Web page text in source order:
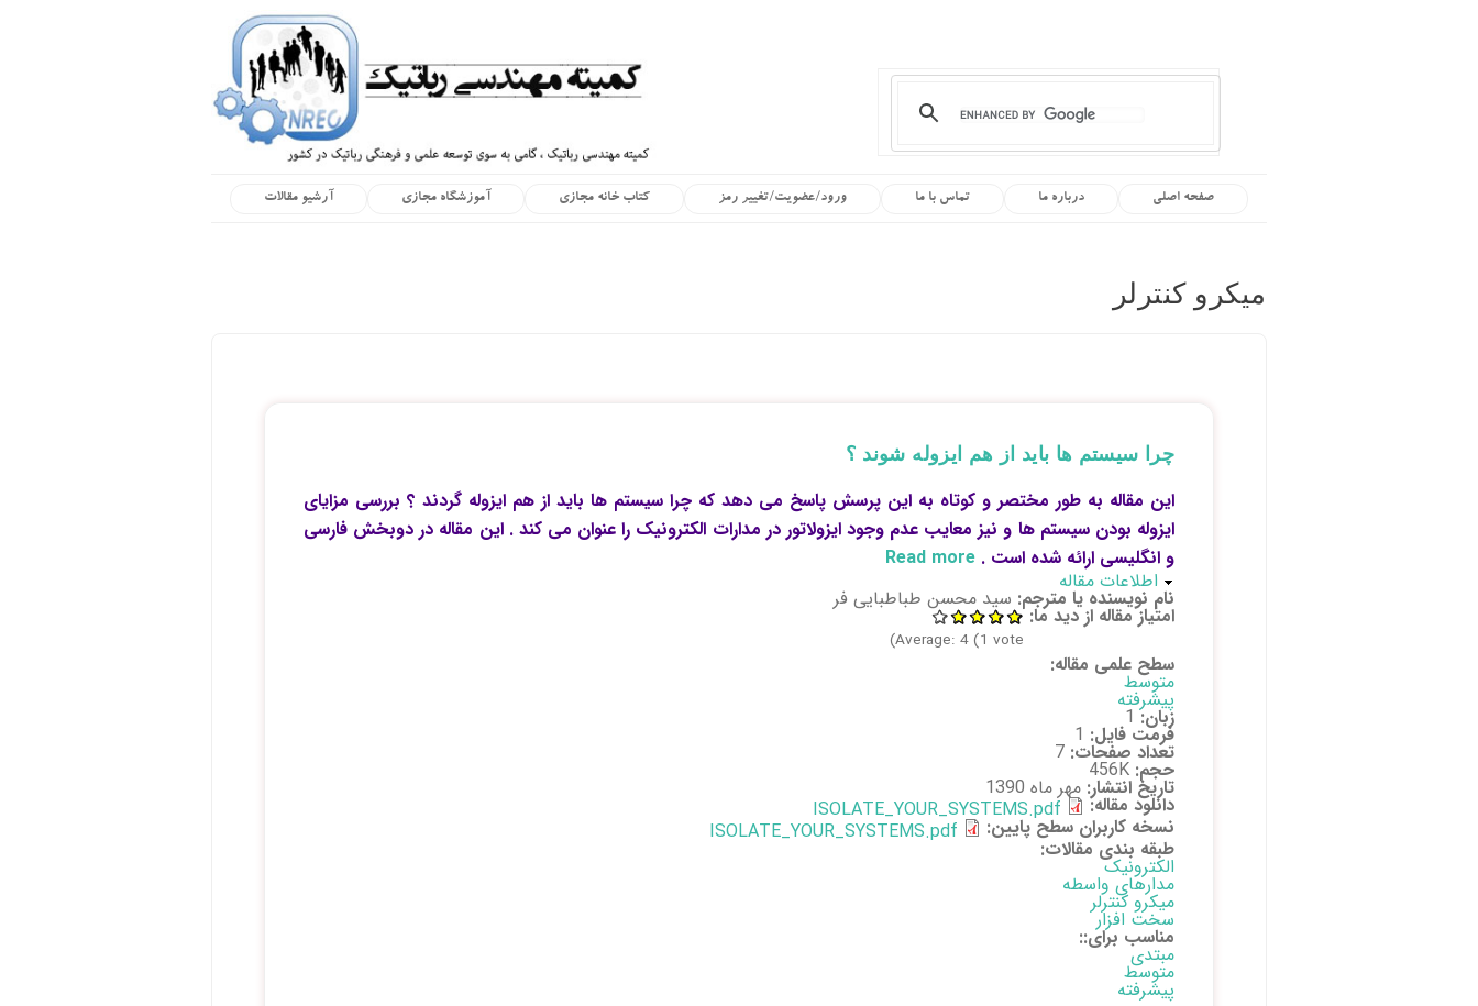
آرشیو مقالات آموزشگاه مجازی کتاب خانه مجازی ورود/عضویت/تغییر رمز تماس با ما درباره ما صفحه اصلی
میکرو کنترلر
چرا سیستم ها باید از هم ایزوله شوند ؟
این مقاله به طور مختصر و کوتاه به این پرسش پاسخ می دهد که چرا سیستم ها باید از هم ایزوله گردند ؟ بررسی مزایای
ایزوله بودن سیستم ها و نیز معایب عدم وجود ایزولاتور در مدارات الکترونیک را عنوان می کند . این مقاله در دوبخش فارسی
و انگلیسی ارائه شده است . Read more
پنهان کن
اطلاعات مقاله
نام نویسنده یا مترجم: سید محسن طباطبایی فر
امتیاز مقاله از دید ما:
Average: 4(1 vote)
سطح علمی مقاله:
متوسط
پیشرفته
زبان: 1
فرمت فایل: 1
تعداد صفحات: 7
حجم: 456K
تاریخ انتشار: مهر ماه 1390
دانلود مقاله: ISOLATE_YOUR_SYSTEMS.pdf
نسخه کاربران سطح پایین: ISOLATE_YOUR_SYSTEMS.pdf
طبقه بندی مقالات:
الکترونیک
مدارهای واسطه
میکرو کنترلر
سخت افزار
مناسب برای::
مبتدی
متوسط
پیشرفته